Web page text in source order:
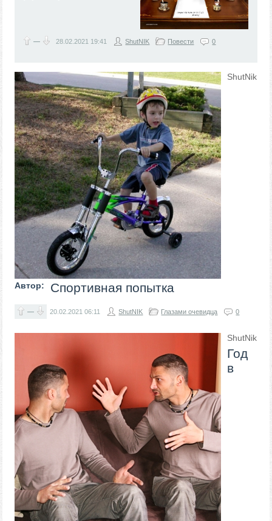
— 28.02.2021 19:41 ShutNIK Повести 0
Автор:
ShutNik
Спортивная попытка
— 20.02.202106:11 ShutNIK Глазами очевидца 0
ShutNik
Год
в